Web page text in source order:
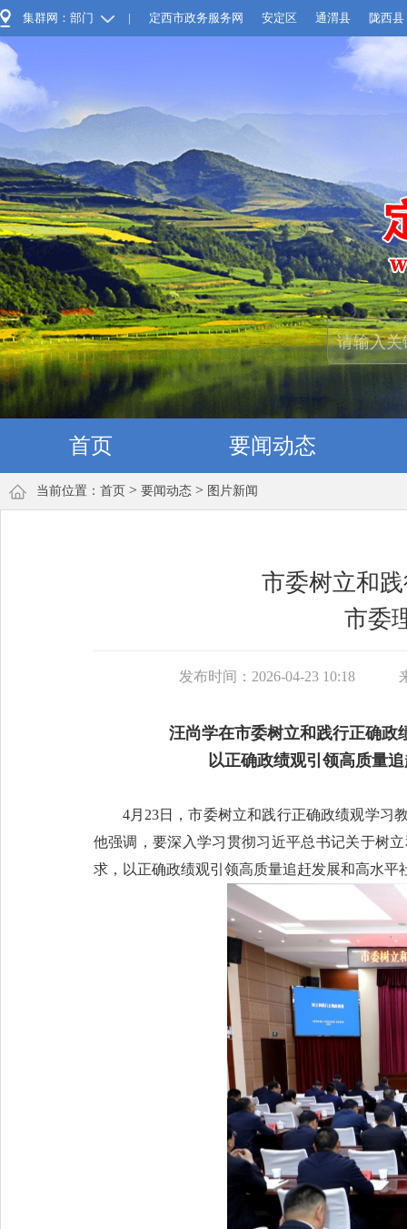
集群网：部门 | 定西市政务服务网 安定区 通渭县 陇西县
首页 要闻动态
当前位置： 首页 > 要闻动态 > 图片新闻
市委树立和
市委
发布时间：2026-04-23 10:18
汪尚学在市委树立和践行正确政
以正确政绩观引领高质量
4月23日，市委树立和践行正确政绩观学习
他强调，要深入学习贯彻习近平总书记关于树
求，以正确政绩观引领高质量追赶发展和高水